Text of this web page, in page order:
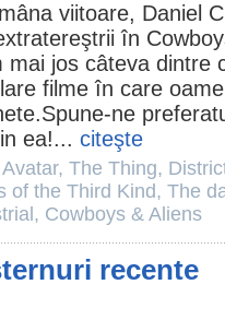
viitoare, Daniel
în
mai jos câteva dintre
filme în care
ne
ea! ... citeşte
Avatar, The Thing,
of the Third Kind, The
, Cowboys & Aliens
recente